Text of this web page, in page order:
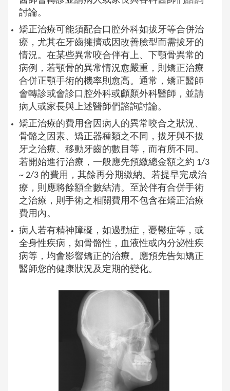
討論。
矯正治療可能須配合口腔外科如拔牙等合併治
療，尤其在牙齒擁擠或因改善臉型而需拔牙的
情況。在某些異常咬合伴有上、下顎骨異常的
病例，若顎骨的異常情況愈嚴重，則矯正治療
合併正顎手術的機率則愈高。通常，矯正醫師
會轉診或會診口腔外科或顱顏外科醫師，並請
病人或家長與上述醫師們諮詢討論。
矯正治療的費用會因病人的異常咬合之狀況、
骨骼之因素、矯正器種類之不同，拔牙與不拔
牙之治療、移動牙齒的數目等，而有所不同。
若開始進行治療，一般應先預繳總金額之約 1/3
~ 2/3 的費用，其餘再分期繳納。若提早完成治
療，則應將餘額全數結清。至於伴有合併手術
之治療，則手術之相關費用不包含在矯正治療
費用內。
病人若有精神障礙，如過動症，憂鬱症等，或
全身性疾病，如骨骼性，血液性或內分泌性疾
病等，均會影響矯正的治療。應預先告知矯正
醫師您的健康狀況及定期的變化。